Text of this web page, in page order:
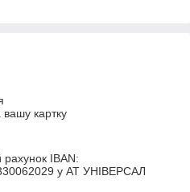
вашу картку
IBAN:
у АТ УНІВЕРСАЛ